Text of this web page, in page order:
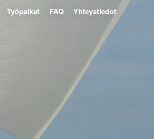
Työpaikat FAQ Yhteystiedot